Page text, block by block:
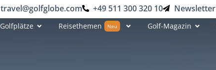
travel@golfglobe.com +49 511 300 320 10 Newsletter
Golfplätze Reisethemen Neu Golf-Magazin